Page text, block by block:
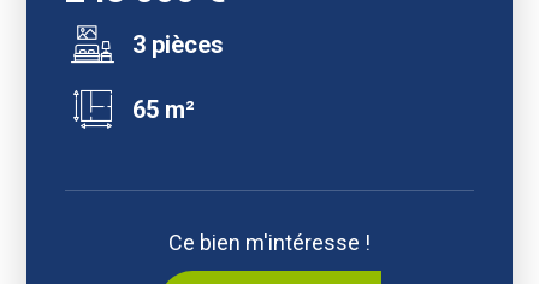
3 pièces
65 m²
Ce bien m'intéresse !